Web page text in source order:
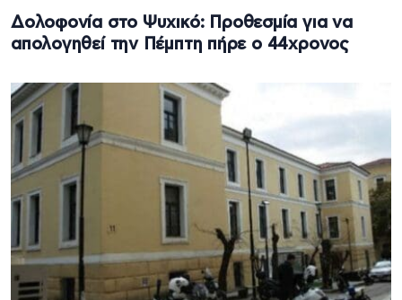
Δολοφονία στο Ψυχικό: Προθεσμία για να
απολογηθεί την Πέμπτη πήρε ο 44χρονος